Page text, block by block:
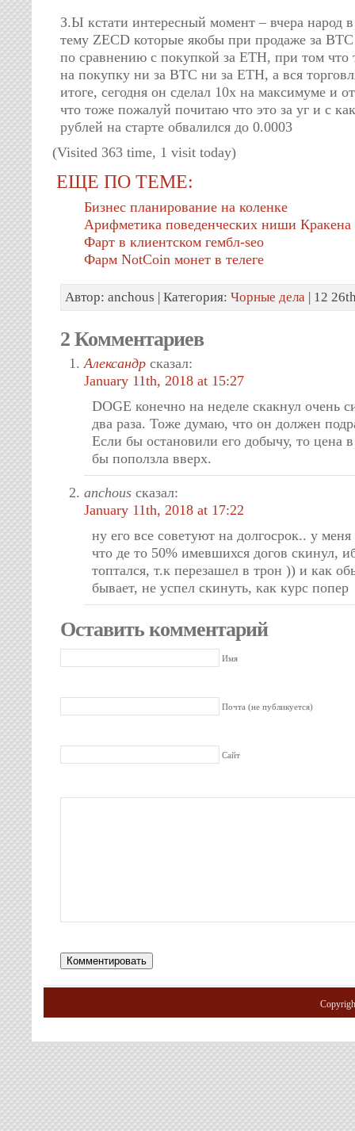
З.Ы кстати интересный момент – вчера народ
тему ZECD которые якобы при продаже за
по сравнению с покупкой за ETH, при том что
на покупку ни за BTC ни за ETH, а вся
итоге, сегодня он сделал 10х на максимуме и
что тоже пожалуй почитаю что это за уг и с
рублей на старте обвалился до 0.0003
(Visited 363 time, 1 visit today)
ЕЩЕ ПО ТЕМЕ:
Бизнес планирование на коленке
Арифметика поведенческих ниши Кракена
Фарт в клиентском гембл-seo
Фарм NotCoin монет в телеге
Автор: anchous | Категория: Чорные дела | 12
2 Комментариев
Александр сказал:
January 11th, 2018 at 15:27
DOGE конечно на неделе скакнул очень
два раза. Тоже думаю, что он должен
Если бы остановили его добычу, то цена
бы поползла вверх.
anchous сказал:
January 11th, 2018 at 17:22
ну его все советуют на долгосрок.. у
что де то 50% имевшихся догов скинул,
топтался, т.к перезашел в трон )) и как
бывает, не успел скинуть, как курс попер
Оставить комментарий
Имя
Почта (не публикуется)
Сайт